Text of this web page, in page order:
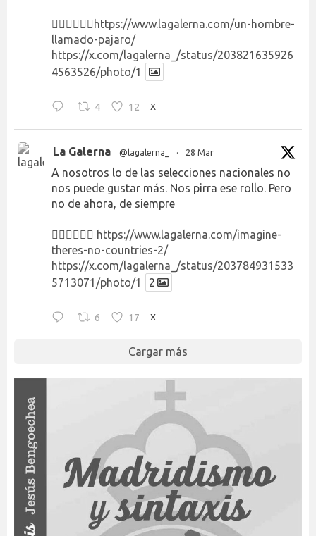
👉🏻👉🏻👉🏻 https://www.lagalerna.com/un-hombre-
llamado-pajaro/
https://x.com/lagalerna_/status/203821635926
4563526/photo/1
4 12 X
La Galerna @lagalerna_ · 28 Mar
A nosotros lo de las selecciones nacionales no
nos puede gustar más. Nos pirra ese rollo. Pero
no de ahora, de siempre
👉🏻👉🏻👉🏻 https://www.lagalerna.com/imagine-
theres-no-countries-2/
https://x.com/lagalerna_/status/203784931533
5713071/photo/1
2
6 17 X
Cargar más